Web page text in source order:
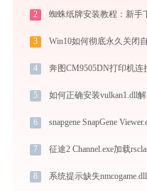
2 蜘蛛纸牌安装教程：新手
3
4
5 如何正确安装vulkan1.dll
6
7 征途2 Channel.exe加载
8 系统提示缺失